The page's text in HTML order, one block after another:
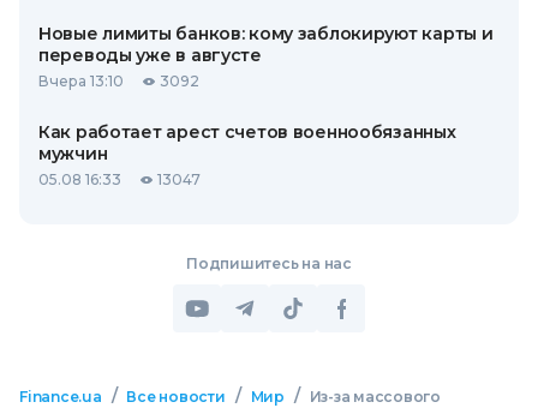
Новые лимиты банков: кому заблокируют карты и
переводы уже в августе
Вчера 13:10 3092
Как работает арест счетов военнообязанных
мужчин
05.08 16:33 13047
Подпишитесь на нас
Finance.ua / Все новости / Мир /
Из-за массового